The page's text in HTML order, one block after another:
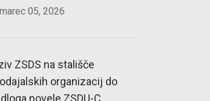
marec 05, 2026
ZSDS na stališče
organizacij do
novele ZSDU-C